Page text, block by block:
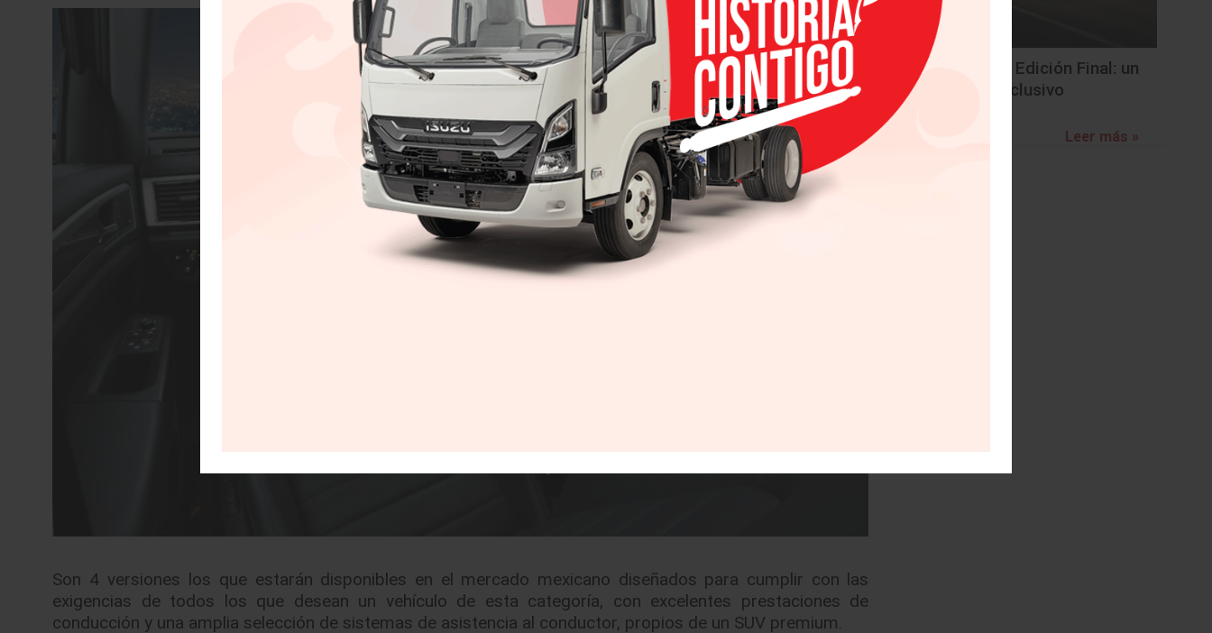
Son 4 versiones los que estarán disponibles en el mercado mexicano diseñados para cumplir con las
exigencias de todos los que desean un vehículo de esta categoría, con excelentes prestaciones de
conducción y una amplia selección de sistemas de asistencia al conductor, propios de un SUV premium.
BMW Z4 Edición Final: un
adiós exclusivo
Leer más »